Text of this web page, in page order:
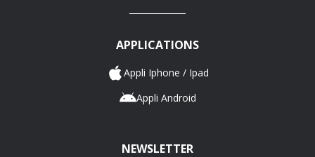
APPLICATIONS
Appli Iphone / Ipad
Appli Android
NEWSLETTER